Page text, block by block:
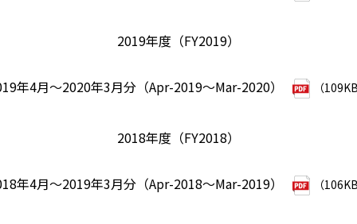
2019年度（FY2019）
年4月～2020年3月分（Apr-2019～Mar-2020） （
2018年度（FY2018）
年4月～2019年3月分（Apr-2018～Mar-2019） （